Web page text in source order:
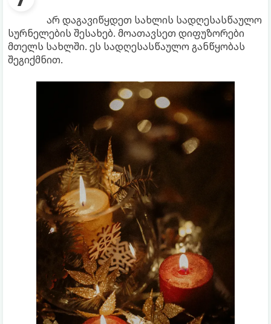
არ დაგავიწყდეთ სახლის სადღესასწაულო
სურნელების შესახებ. მოათავსეთ დიფუზორები
მთელს სახლში. ეს სადღესასწაულო განწყობას
შეგიქმნით.